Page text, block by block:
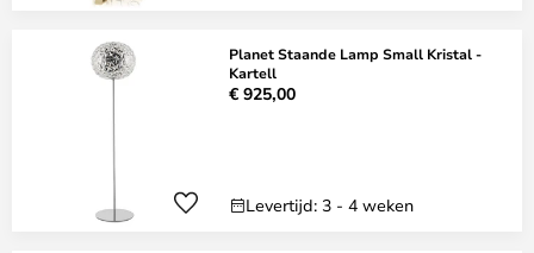
Planet Staande Lamp Small Kristal -
Kartell
€ 925,00
Levertijd: 3 - 4 weken